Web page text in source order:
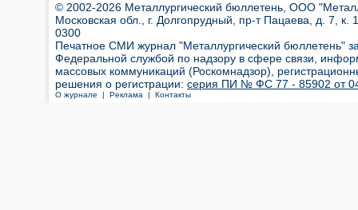
© 2002-2026 Металлургический бюллетень, ООО
Московская обл., г. Долгопрудный, пр-т Пацаева, д. 7,
0300
Печатное СМИ журнал "Металлургический бюллетень"
Федеральной службой по надзору в сфере связи,
массовых коммуникаций (Роскомнадзор),
решения о регистрации: серия ПИ № ФС 77 - 85902 от 04
О журнале | Реклама | Контакты